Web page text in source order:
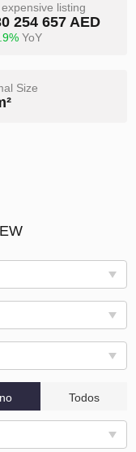
listing
254 657 AED
YoY
Size
Todos